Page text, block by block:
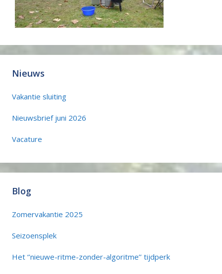
Nieuws
Vakantie sluiting
Nieuwsbrief juni 2026
Vacature
Blog
Zomervakantie 2025
Seizoensplek
Het ‘’nieuwe-ritme-zonder-algoritme’’ tijdperk